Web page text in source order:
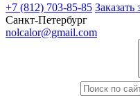
+7 (812) 703-85-85 Заказать
Санкт-Петербург
nolcalor@gmail.com